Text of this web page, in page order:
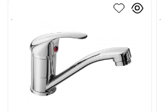
. .